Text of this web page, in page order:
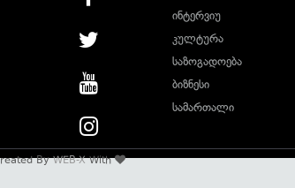
ინტერვიუ
კულტურა
საზოგადოება
ბიზნესი
სამართალი
ByWEB-XWith